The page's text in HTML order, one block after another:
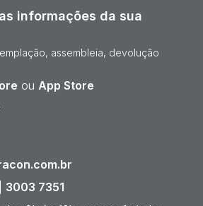
informações da sua
assembleia, devolução
ou App Store
3003 7351